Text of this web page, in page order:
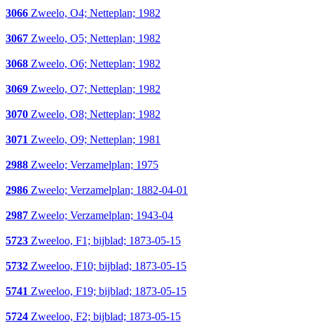
3066 Zweelo, O4; Netteplan; 1982
3067 Zweelo, O5; Netteplan; 1982
3068 Zweelo, O6; Netteplan; 1982
3069 Zweelo, O7; Netteplan; 1982
3070 Zweelo, O8; Netteplan; 1982
3071 Zweelo, O9; Netteplan; 1981
2988 Zweelo; Verzamelplan; 1975
2986 Zweelo; Verzamelplan; 1882-04-01
2987 Zweelo; Verzamelplan; 1943-04
5723 Zweeloo, F1; bijblad; 1873-05-15
5732 Zweeloo, F10; bijblad; 1873-05-15
5741 Zweeloo, F19; bijblad; 1873-05-15
5724 Zweeloo, F2; bijblad; 1873-05-15